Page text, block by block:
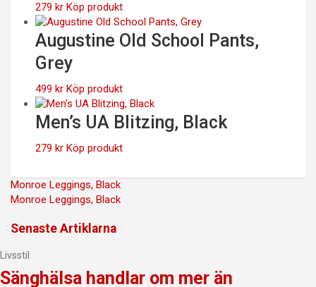
279 kr Köp produkt
Augustine Old School Pants,
Grey
499 kr Köp produkt
Men’s UA Blitzing, Black
279 kr Köp produkt
Inläggsnavigering
Monroe Leggings, Black
Monroe Leggings, Black
Senaste Artiklarna
Livsstil
Sänghälsa handlar om mer än